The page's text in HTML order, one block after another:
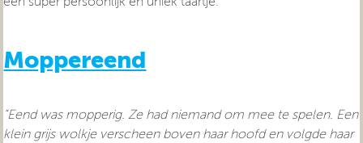
Moppereend
“Eend was mopperig. Ze had niemand om mee te spelen. Een
klein grijs wolkje verscheen boven haar hoofd en volgde haar